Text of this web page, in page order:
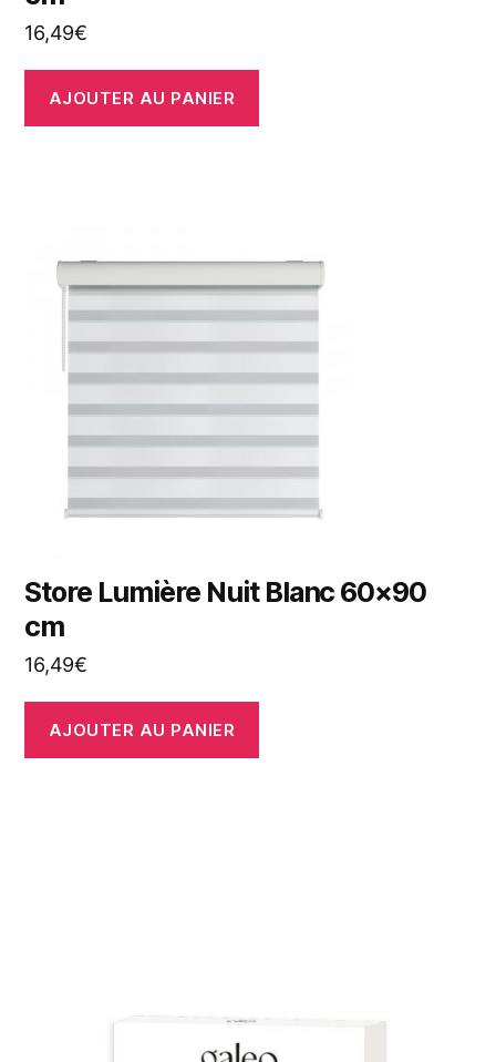
16,49€
AJOUTER AU PANIER
Store Lumière Nuit Blanc 60×90
cm
16,49€
AJOUTER AU PANIER